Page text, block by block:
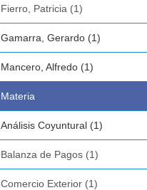
Fierro, Patricia (1)
Gamarra, Gerardo (1)
Mancero, Alfredo (1)
Materia
Análisis Coyuntural (1)
Balanza de Pagos (1)
Comercio Exterior (1)